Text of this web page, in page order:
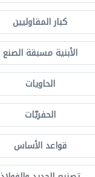
كبار المقاوليين
الأبنية مسبقة الصنع
الحاويات
الحفريّات
قواعد الأساس